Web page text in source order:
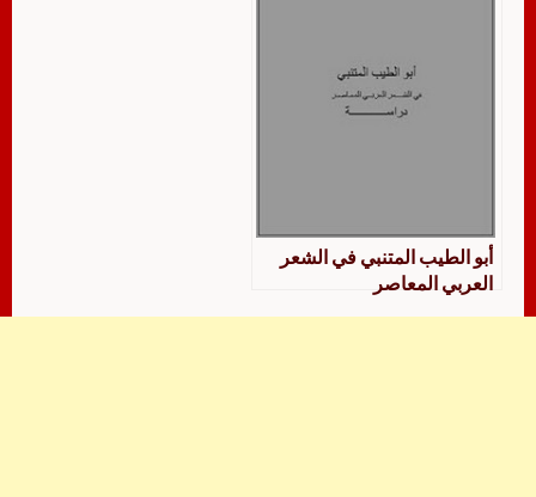
أبو الطيب المتنبي في الشعر
العربي المعاصر